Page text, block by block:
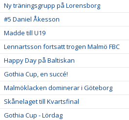
Ny träningsgrupp på Lorensborg
#5 Daniel Åkesson
Madde till U19
Lennartsson fortsatt trogen Malmö FBC
Happy Day på Baltiskan
Gothia Cup, en succé!
Malmöklacken dominerar i Göteborg
Skånelaget till Kvartsfinal
Gothia Cup - Lördag